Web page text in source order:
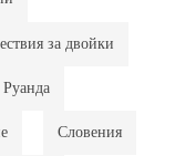
за двойки
Руанда
Словения